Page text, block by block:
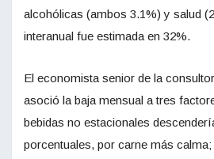
alcohólicas (ambos 3.1%) y salud
interanual fue estimada en 32%.
El economista senior de la
asoció la baja mensual a tres
bebidas no estacionales
porcentuales, por carne más